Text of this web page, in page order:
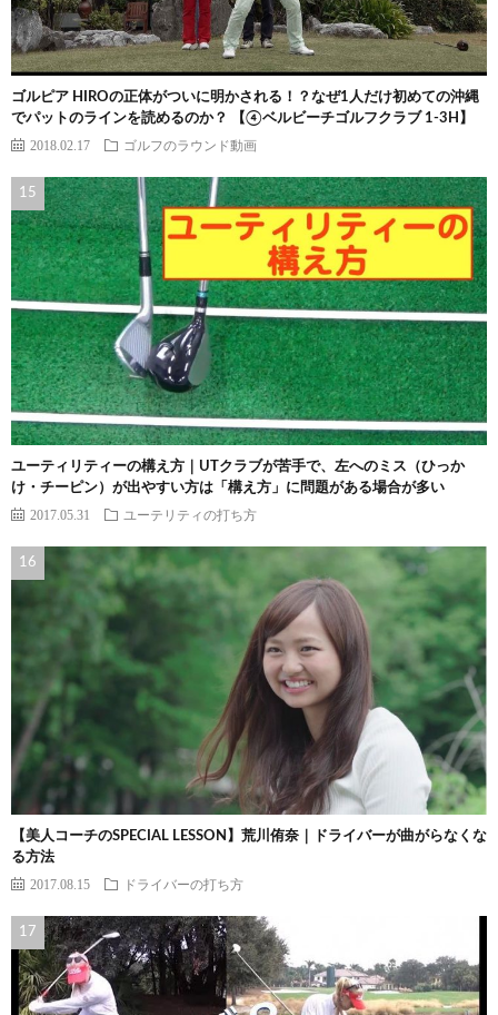
ゴルピア HIROの正体がついに明かされる！？なぜ1人だけ初めての沖縄
でパットのラインを読めるのか？ 【④ベルビーチゴルフクラブ 1-3H】
2018.02.17 ゴルフのラウンド動画
ユーティリティーの構え方｜UTクラブが苦手で、左へのミス（ひっか
け・チーピン）が出やすい方は「構え方」に問題がある場合が多い
2017.05.31 ユーテリティの打ち方
【美人コーチのSPECIAL LESSON】荒川侑奈｜ドライバーが曲がらなくな
る方法
2017.08.15 ドライバーの打ち方